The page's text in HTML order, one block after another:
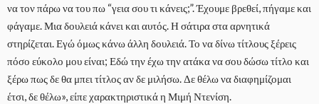
να τον πάρω να του πω “γεια σου τι κάνεις;”. Έχουμε βρεθεί, πήγαμε και
φάγαμε. Μια δουλειά κάνει και αυτός. Η σάτιρα στα αρνητικά
στηρίζεται. Εγώ όμως κάνω άλλη δουλειά. Το να δίνω τίτλους ξέρεις
πόσο εύκολο μου είναι; Εδώ την έχω την ατάκα να σου δώσω τίτλο και
ξέρω πως δε θα μπει τίτλος αν δε μιλήσω. Δε θέλω να διαφημίζομαι
έτσι, δε θέλω», είπε χαρακτηριστικά η Μιμή Ντενίση.